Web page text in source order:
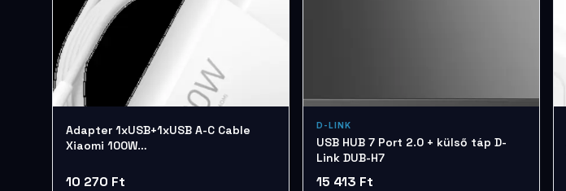
Adapter 1xUSB+1xUSB A-C Cable
Xiaomi 100W
10 270 Ft
D-LINK
USB HUB 7 Port 2.0 + külső táp D-
Link DUB-H7
15 413 Ft